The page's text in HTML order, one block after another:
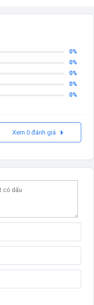
0%
0%
0%
0%
0%
Xem 0 đánh giá